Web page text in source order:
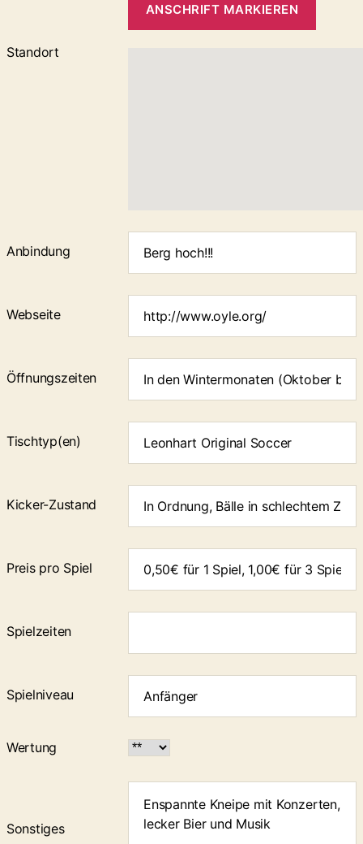
Standort
ANSCHRIFT MARKIEREN
Anbindung
Webseite
Öffnungs­zeiten
Tischtyp(en)
Kicker-Zustand
Preis pro Spiel
Spielzeiten
Spielniveau
Wertung
Sonstiges